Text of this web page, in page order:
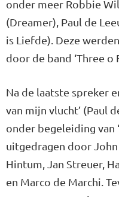
onder meer Robbie
(Dreamer), Paul de
is Liefde). Deze
door de band ‘Three o
Na de laatste spreker
van mijn vlucht’ (Paul
onder begeleiding van
uitgedragen door
Hintum, Jan Streuer,
en Marco de Marchi.